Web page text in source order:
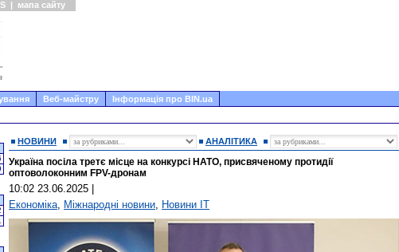
| мапа сайту
Веб-майстру Інформація про BIN.ua
НОВИНИ АНАЛІТИКА
Україна посіла третє місце на конкурсі НАТО, присвяченому протидії
оптоволоконним FPV-дронам
10:02 23.06.2025
Економіка, Міжнародні новини, Новини IT